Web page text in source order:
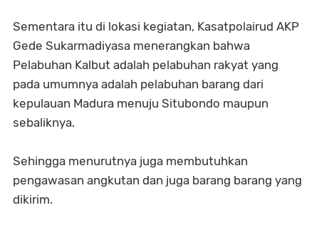
Sementara itu di lokasi kegiatan, Kasatpolairud AKP
Gede Sukarmadiyasa menerangkan bahwa
Pelabuhan Kalbut adalah pelabuhan rakyat yang
pada umumnya adalah pelabuhan barang dari
kepulauan Madura menuju Situbondo maupun
sebaliknya.
Sehingga menurutnya juga membutuhkan
pengawasan angkutan dan juga barang barang yang
dikirim.